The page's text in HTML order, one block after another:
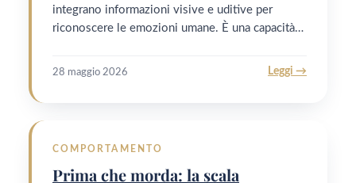
integrano informazioni visive e uditive per
riconoscere le emozioni umane. È una capacità…
28 maggio 2026 Leggi →
COMPORTAMENTO
Prima che morda: la scala